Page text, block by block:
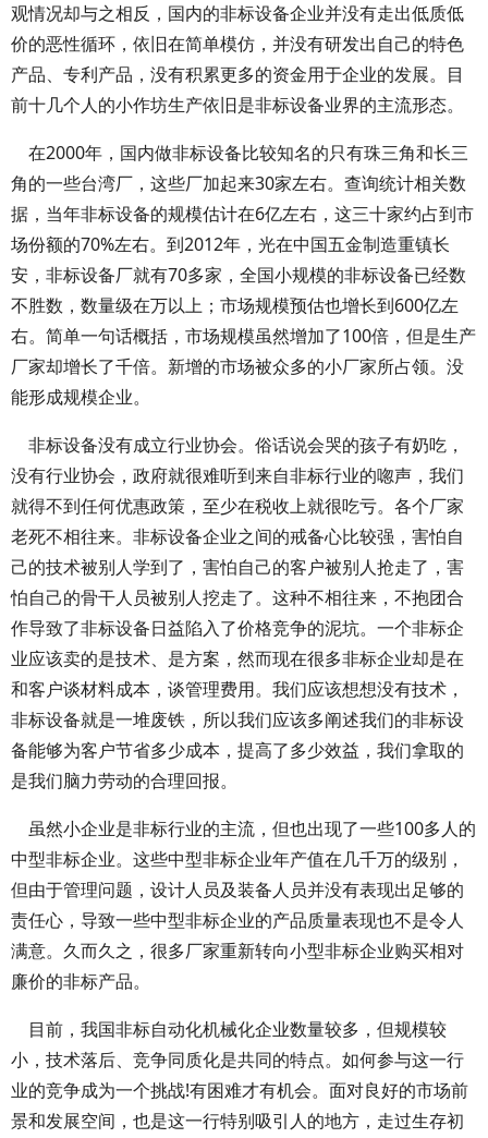
观情况却与之相反，国内的非标设备企业并没有走出低质低
价的恶性循环，依旧在简单模仿，并没有研发出自己的特色
产品、专利产品，没有积累更多的资金用于企业的发展。目
前十几个人的小作坊生产依旧是非标设备业界的主流形态。
在2000年，国内做非标设备比较知名的只有珠三角和长三
角的一些台湾厂，这些厂加起来30家左右。查询统计相关数
据，当年非标设备的规模估计在6亿左右，这三十家约占到市
场份额的70%左右。到2012年，光在中国五金制造重镇长
安，非标设备厂就有70多家，全国小规模的非标设备已经数
不胜数，数量级在万以上；市场规模预估也增长到600亿左
右。简单一句话概括，市场规模虽然增加了100倍，但是生产
厂家却增长了千倍。新增的市场被众多的小厂家所占领。没
能形成规模企业。
非标设备没有成立行业协会。俗话说会哭的孩子有奶吃，
没有行业协会，政府就很难听到来自非标行业的唿声，我们
就得不到任何优惠政策，至少在税收上就很吃亏。各个厂家
老死不相往来。非标设备企业之间的戒备心比较强，害怕自
己的技术被别人学到了，害怕自己的客户被别人抢走了，害
怕自己的骨干人员被别人挖走了。这种不相往来，不抱团合
作导致了非标设备日益陷入了价格竞争的泥坑。一个非标企
业应该卖的是技术、是方案，然而现在很多非标企业却是在
和客户谈材料成本，谈管理费用。我们应该想想没有技术，
非标设备就是一堆废铁，所以我们应该多阐述我们的非标设
备能够为客户节省多少成本，提高了多少效益，我们拿取的
是我们脑力劳动的合理回报。
虽然小企业是非标行业的主流，但也出现了一些100多人的
中型非标企业。这些中型非标企业年产值在几千万的级别，
但由于管理问题，设计人员及装备人员并没有表现出足够的
责任心，导致一些中型非标企业的产品质量表现也不是令人
满意。久而久之，很多厂家重新转向小型非标企业购买相对
廉价的非标产品。
目前，我国非标自动化机械化企业数量较多，但规模较
小，技术落后、竞争同质化是共同的特点。如何参与这一行
业的竞争成为一个挑战!有困难才有机会。面对良好的市场前
景和发展空间，也是这一行特别吸引人的地方，走过生存初